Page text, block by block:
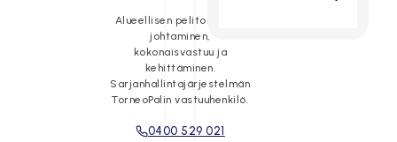
Alueellisen pelitoiminnan
johtaminen,
kokonaisvastuu ja
kehittäminen.
Sarjanhallintajärjestelmän
TorneoPalin vastuuhenkilö.
0400 529 021